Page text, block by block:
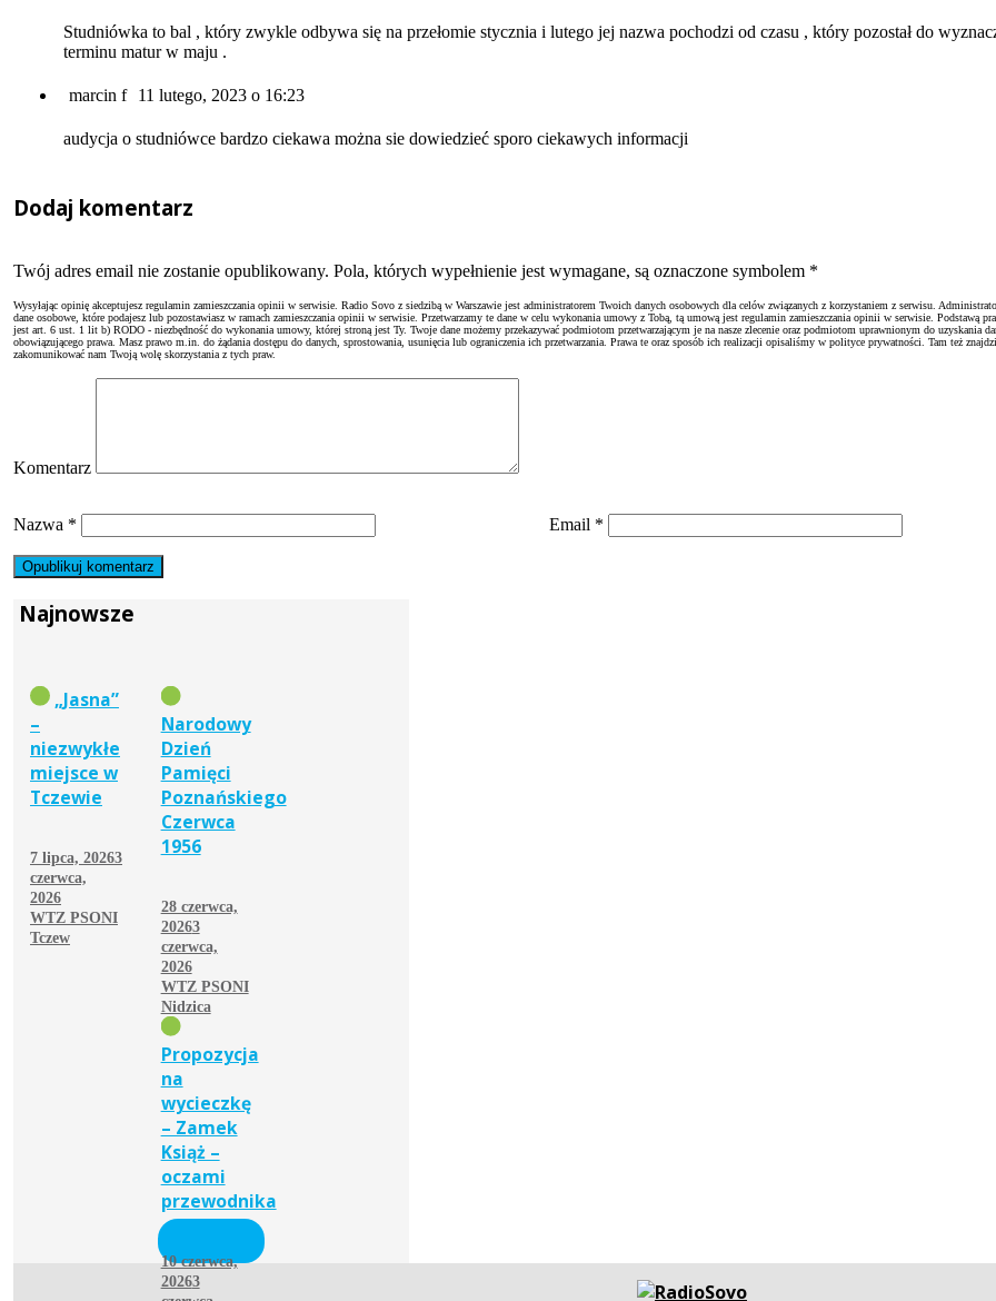
Studniówka to bal , który zwykle odbywa się na przełomie stycznia i lutego jej nazwa pochodzi od czasu , który pozostał do
terminu matur w maju .
marcin f 11 lutego, 2023 o 16:23
audycja o studniówce bardzo ciekawa można sie dowiedzieć sporo ciekawych informacji
Dodaj komentarz
Twój adres email nie zostanie opublikowany. Pola, których wypełnienie jest wymagane, są oznaczone symbolem *
Wysyłając opinię akceptujesz regulamin zamieszczania opinii w serwisie. Radio Sovo z siedzibą w Warszawie jest administratorem Twoich danych osobowych dla celów związanych z korzystaniem z serwisu.
dane osobowe, które podajesz lub pozostawiasz w ramach zamieszczania opinii w serwisie. Przetwarzamy te dane w celu wykonania umowy z Tobą, tą umową jest regulamin zamieszczania opinii w serwisie. Podstawą
jest art. 6 ust. 1 lit b) RODO - niezbędność do wykonania umowy, której stroną jest Ty. Twoje dane możemy przekazywać podmiotom przetwarzającym je na nasze zlecenie oraz podmiotom uprawnionym do uzyskania
obowiązującego prawa. Masz prawo m.in. do żądania dostępu do danych, sprostowania, usunięcia lub ograniczenia ich przetwarzania. Prawa te oraz sposób ich realizacji opisaliśmy w polityce prywatności. Tam też
zakomunikować nam Twoją wolę skorzystania z tych praw.
Komentarz
Nazwa * Email *
Najnowsze
„Jasna”
–
niezwykłe
miejsce w
Tczewie
7 lipca, 20263
czerwca,
2026
WTZ PSONI
Tczew
Narodowy
Dzień
Pamięci
Poznańskiego
Czerwca
1956
28 czerwca,
20263
czerwca,
2026
WTZ PSONI
Nidzica
Propozycja
na
wycieczkę
– Zamek
Książ –
oczami
przewodnika
10 czerwca,
20263